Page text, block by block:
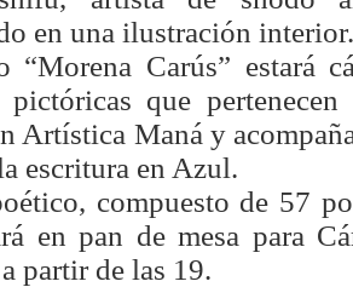
en una ilustración interior.
“Morena Carús” estará
pictóricas que
Artística Maná y
escritura en Azul.
compuesto de 57
en pan de mesa para
partir de las 19.